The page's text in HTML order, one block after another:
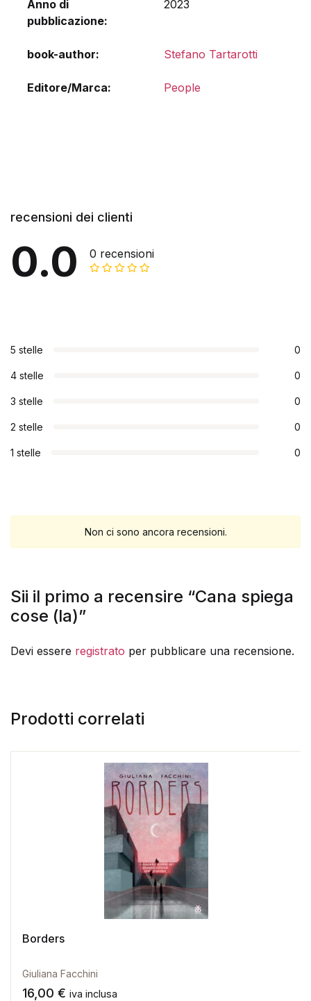
Anno di
pubblicazione
2023
book-author Stefano Tartarotti
Editore/Marca People
recensioni dei clienti
0.0 0 recensioni
5 stelle 0
4 stelle 0
3 stelle 0
2 stelle 0
1 stelle 0
Non ci sono ancora recensioni.
Sii il primo a recensire “Cana spiega
cose (la)”
Devi essere registrato per pubblicare una recensione.
Prodotti correlati
Borders
Giuliana Facchini
16,00 € iva inclusa